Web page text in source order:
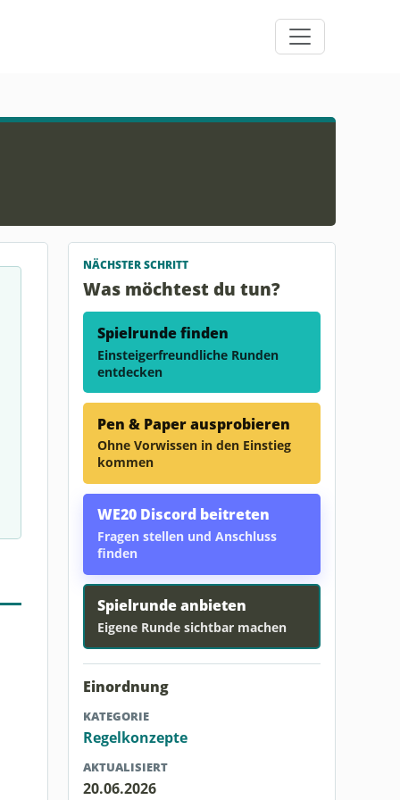
NÄCHSTER SCHRITT
Was möchtest du tun?
Spielrunde finden
Einsteigerfreundliche Runden
entdecken
Pen & Paper ausprobieren
Ohne Vorwissen in den Einstieg
kommen
WE20 Discord beitreten
Fragen stellen und Anschluss
finden
Spielrunde anbieten
Eigene Runde sichtbar machen
Einordnung
KATEGORIE
Regelkonzepte
AKTUALISIERT
20.06.2026